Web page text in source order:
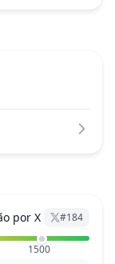
por X #184
1500